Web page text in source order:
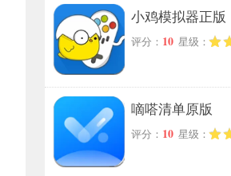
小鸡模拟器正版
评分： 10 星级：
嘀嗒清单原版
评分： 10 星级：